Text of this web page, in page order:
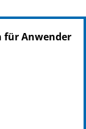
Anwender